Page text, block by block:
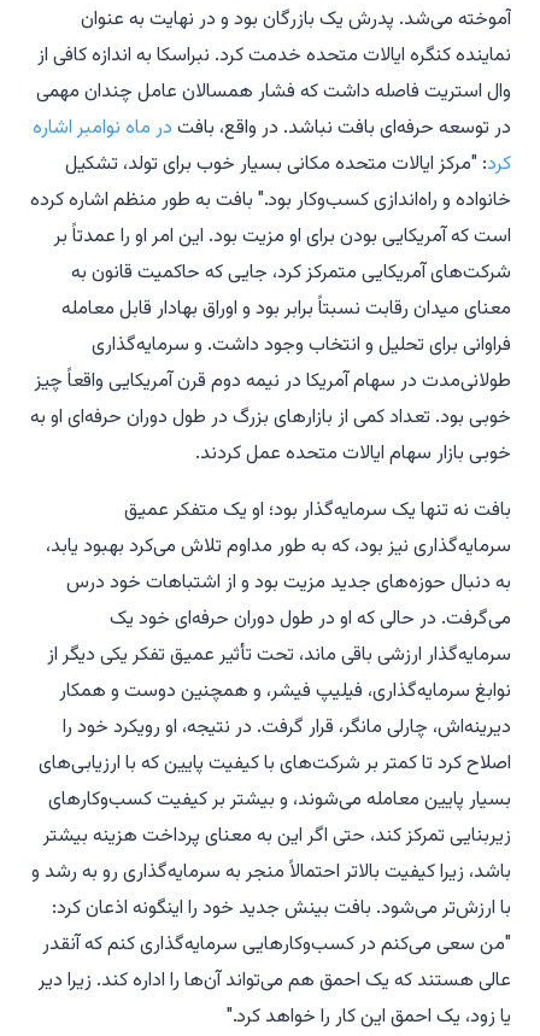
آموخته می‌شد. پدرش یک بازرگان بود و در نهایت به عنوان
نماینده کنگره ایالات متحده خدمت کرد. نبراسکا به اندازه کافی از
وال استریت فاصله داشت که فشار همسالان عامل چندان مهمی
در توسعه حرفه‌ای بافت نباشد. در واقع، بافت در ماه نوامبر اشاره
کرد: "مرکز ایالات متحده مکانی بسیار خوب برای تولد، تشکیل
خانواده و راه‌اندازی کسب‌وکار بود." بافت به طور منظم اشاره کرده
است که آمریکایی بودن برای او مزیت بود. این امر او را عمدتاً بر
شرکت‌های آمریکایی متمرکز کرد، جایی که حاکمیت قانون به
معنای میدان رقابت نسبتاً برابر بود و اوراق بهادار قابل معامله
فراوانی برای تحلیل و انتخاب وجود داشت. و سرمایه‌گذاری
طولانی‌مدت در سهام آمریکا در نیمه دوم قرن آمریکایی واقعاً چیز
خوبی بود. تعداد کمی از بازارهای بزرگ در طول دوران حرفه‌ای او به
خوبی بازار سهام ایالات متحده عمل کردند.
بافت نه تنها یک سرمایه‌گذار بود؛ او یک متفکر عمیق
سرمایه‌گذاری نیز بود، که به طور مداوم تلاش می‌کرد بهبود یابد،
به دنبال حوزه‌های جدید مزیت بود و از اشتباهات خود درس
می‌گرفت. در حالی که او در طول دوران حرفه‌ای خود یک
سرمایه‌گذار ارزشی باقی ماند، تحت تأثیر عمیق تفکر یکی دیگر از
نوابغ سرمایه‌گذاری، فیلیپ فیشر، و همچنین دوست و همکار
دیرینه‌اش، چارلی مانگر، قرار گرفت. در نتیجه، او رویکرد خود را
اصلاح کرد تا کمتر بر شرکت‌های با کیفیت پایین که با ارزیابی‌های
بسیار پایین معامله می‌شوند، و بیشتر بر کیفیت کسب‌وکارهای
زیربنایی تمرکز کند، حتی اگر این به معنای پرداخت هزینه بیشتر
باشد، زیرا کیفیت بالاتر احتمالاً منجر به سرمایه‌گذاری رو به رشد و
با ارزش‌تر می‌شود. بافت بینش جدید خود را اینگونه اذعان کرد:
"من سعی می‌کنم در کسب‌وکارهایی سرمایه‌گذاری کنم که آنقدر
عالی هستند که یک احمق هم می‌تواند آن‌ها را اداره کند. زیرا دیر
یا زود، یک احمق این کار را خواهد کرد."